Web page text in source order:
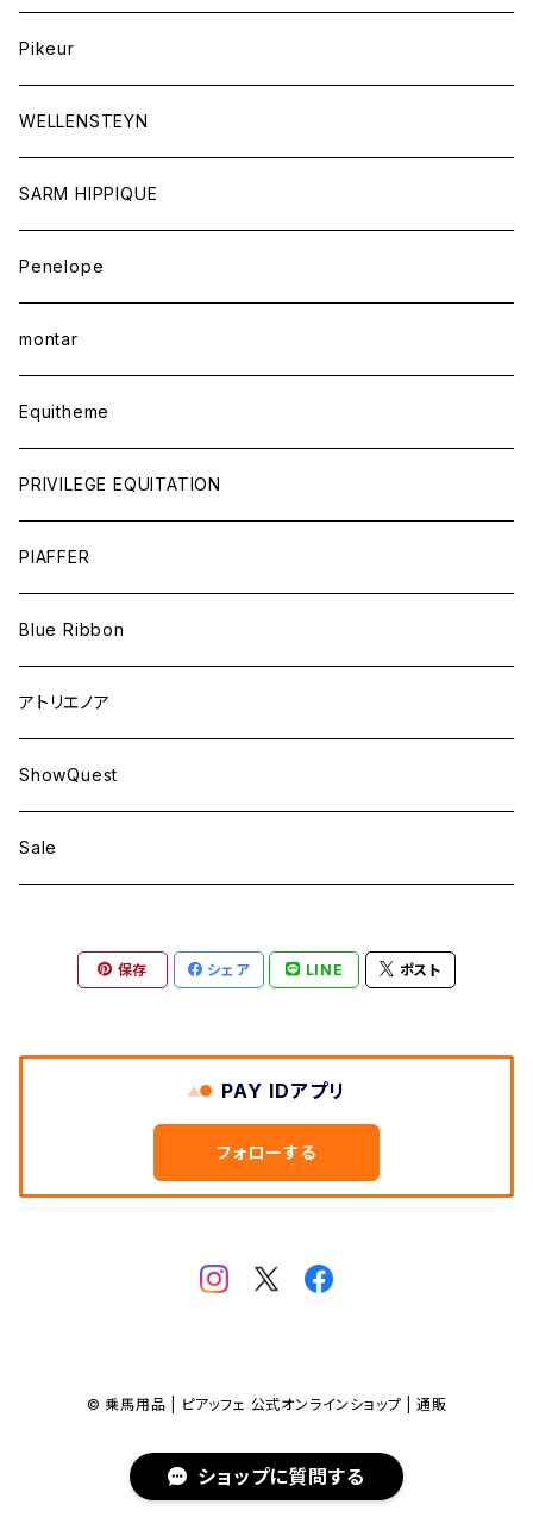
スカーフ
ジュエリー
Pikeur
WELLENSTEYN
SARM HIPPIQUE
Penelope
montar
Equitheme
PRIVILEGE EQUITATION
PIAFFER
Blue Ribbon
アトリエノア
ShowQuest
Sale
保存 シェア LINE ポスト
PAY IDアプリ
フォローする
© 乗馬用品 | ピアッフェ 公式オンラインショップ | 通販
ショップに質問する